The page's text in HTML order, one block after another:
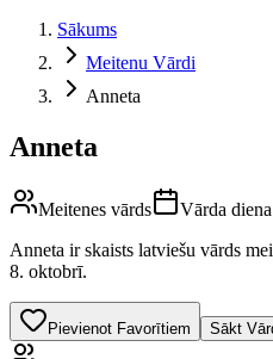
Sākums
Meitenu Vārdi
Anneta
Anneta
Meitenes vārds Vārda
Anneta ir skaists latviešu vārds
8. oktobrī.
Pievienot Favorītiem Sākt